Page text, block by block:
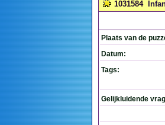
1031584
Plaats van de
Datum:
Tags:
Gelijkluidende